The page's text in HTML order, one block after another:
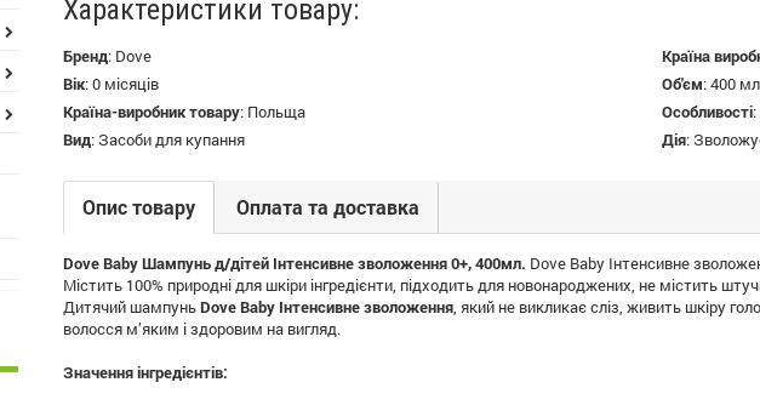
Характеристики товару:
Бренд: Dove Країна
Вік:0 місяців Об'єм:400 мл
Країна-виробник товару: Польща Особливості:
Вид:Засоби для купання Дія:
Опис товару Оплата та доставка
Dove Baby Шампунь д/дітей Інтенсивне зволоження 0+, 400мл. Dove Baby Інтенсивне
Містить 100% природні для шкіри інгредієнти, підходить для новонароджених, не містить
Дитячий шампуньDove Baby Інтенсивне зволоження, який не викликає сліз, живить шкіру
волосся м’яким і здоровим на вигляд.
Значення інгредієнтів: